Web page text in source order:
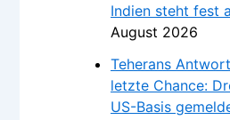
Indien steht fest
August 2026
Teherans
letzte Chance:
US-Basis